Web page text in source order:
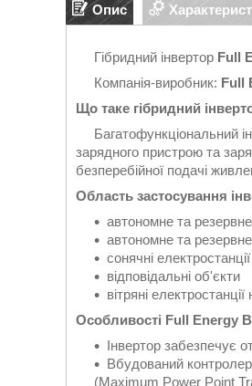
Опис
Гібридний інвертор Full
Компанія-виробник: Full
Що таке гібридний
Багатофункціональний
зарядного пристрою та
безперебійної подачі
Область застосування
автономне та
автономне та
сонячні
відповідальні об'єкти
вітряні
Особливості Full Energy
Інвертор забезпечує
Вбудований
(Maximum Power Point